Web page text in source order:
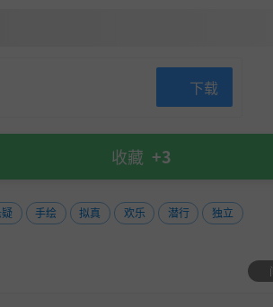
下载
收藏 +3
手绘 拟真 欢乐 潜行
独立